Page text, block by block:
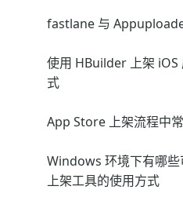
fastlane 与
使用 HBuilder 上架 iOS
式
App Store 上架流程中
Windows 环境下有哪些
上架工具的使用方式